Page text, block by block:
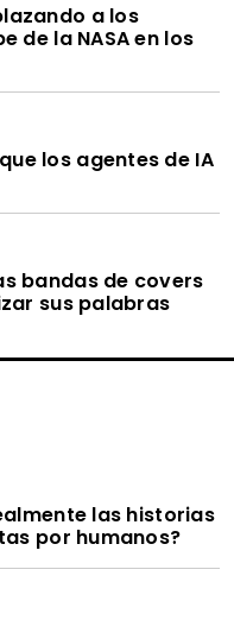
a los
de la NASA en los
los agentes de IA
bandas de covers
sus palabras
las historias
por humanos?